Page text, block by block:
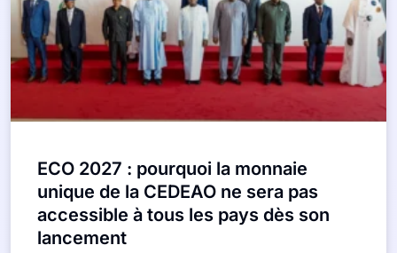
ECO 2027 : pourquoi la monnaie
unique de la CEDEAO ne sera pas
accessible à tous les pays dès son
lancement